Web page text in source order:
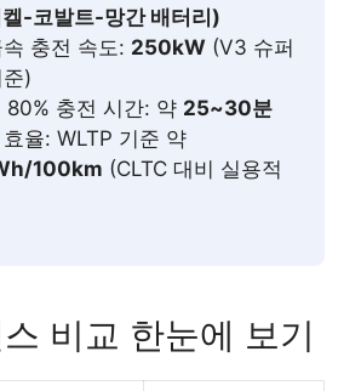
-코발트-망간 배터리)
충전 속도: 250kW (V3 슈퍼
)
충전 시간: 약 25~30분
율: WLTP 기준 약
100km (CLTC 대비 실용적
비교 한눈에 보기